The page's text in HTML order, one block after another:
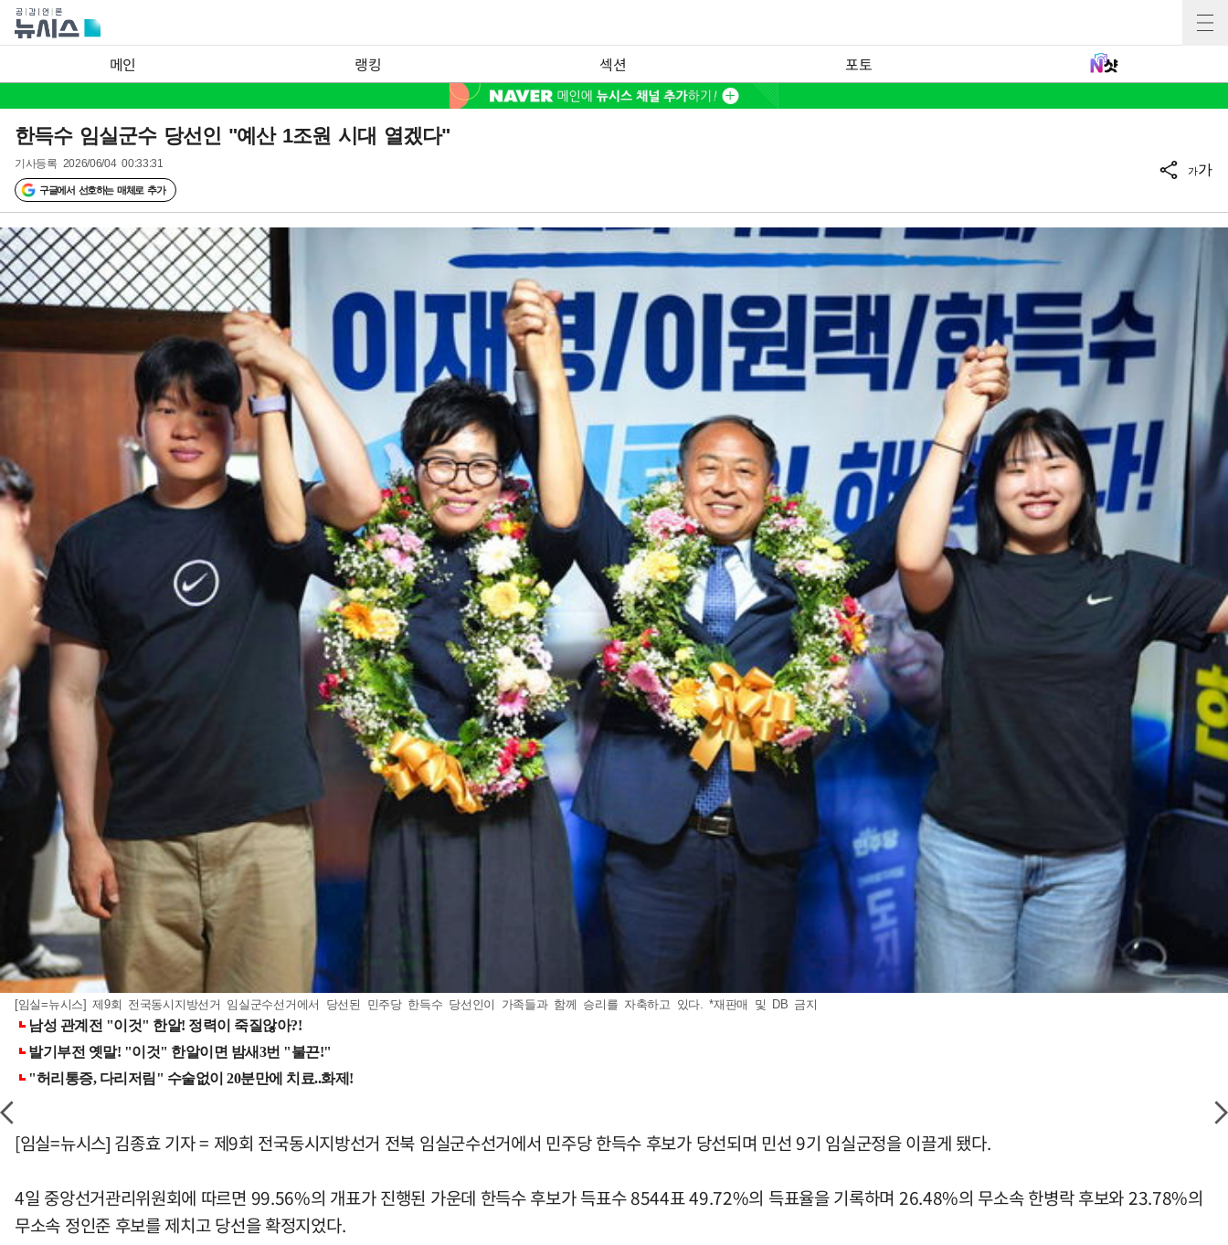
메인 랭킹 섹션 포토
한득수 임실군수 당선인 "예산 1조원 시대 열겠다"
기사등록 2026/06/04 00:33:31
구글에서 선호하는 매체로 추가
가가
[임실=뉴시스] 제9회 전국동시지방선거 임실군수선거에서 당선된 민주당 한득수 당선인이 가족들과 함께 승리를 자축하고 있다. *재판매 및 DB 금지
[임실=뉴시스] 김종효 기자 = 제9회 전국동시지방선거 전북 임실군수선거에서 민주당 한득수 후보가 당선되며 민선 9기 임실군정을 이끌게 됐다.
4일 중앙선거관리위원회에 따르면 99.56%의 개표가 진행된 가운데 한득수 후보가 득표수 8544표 49.72%의 득표율을 기록하며 26.48%의 무소속 한병락 후보와 23.78%의
무소속 정인준 후보를 제치고 당선을 확정지었다.